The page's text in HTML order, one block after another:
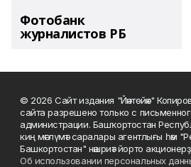
Фотобанк
журналистов РБ
© 2026 Сайт издания "Йәнтөйәк"
сайта разрешено только с
администрации. Башҡортостан
киң мәғлүмәт саралары агентлығы һәм
Башкортостан" нәшриәт йорто
Об использовании персональных